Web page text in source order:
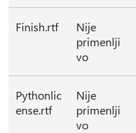
Finish.rtf
Nije
primenlji
vo
Pythonlic
ense.rtf
Nije
primenlji
vo